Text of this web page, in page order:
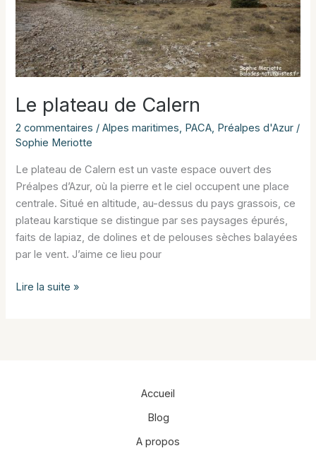
Le plateau de Calern
2 commentaires /Alpes maritimes, PACA, Préalpes d'Azur /
Sophie Meriotte
Le plateau de Calern est un vaste espace ouvert des
Préalpes d’Azur, où la pierre et le ciel occupent une place
centrale. Situé en altitude, au-dessus du pays grassois, ce
plateau karstique se distingue par ses paysages épurés,
faits de lapiaz, de dolines et de pelouses sèches balayées
par le vent. J’aime ce lieu pour
Le
Lire la suite »
Accueil
Blog
A propos